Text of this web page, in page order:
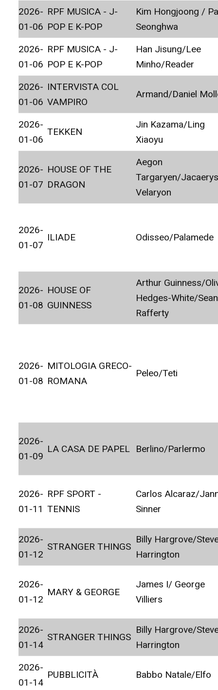
2026-
01-06
RPF MUSICA - J-
POP E K-POP
Kim Hongjoong /
Seonghwa
2026-
01-06
RPF MUSICA - J-
POP E K-POP
Han Jisung/Lee
Minho/Reader
2026-
01-06
INTERVISTA COL
VAMPIRO
Armand/Daniel
2026-
01-06
TEKKEN
Jin Kazama/Ling
Xiaoyu
2026-
01-07
HOUSE OF THE
DRAGON
Aegon
Targaryen/
Velaryon
2026-
01-07
ILIADE Odisseo/Palamede
2026-
01-08
HOUSE OF
GUINNESS
Arthur Guinness/
Hedges-White/Sean
Rafferty
2026-
01-08
MITOLOGIA GRECO-
ROMANA
Peleo/Teti
2026-
01-09
LA CASA DE PAPEL Berlino/Parlermo
2026-
01-11
RPF SPORT -
TENNIS
Carlos Alcaraz/
Sinner
2026-
01-12
STRANGER THINGS
Billy Hargrove/
Harrington
2026-
01-12
MARY & GEORGE
James I/ George
Villiers
2026-
01-14
STRANGER THINGS
Billy Hargrove/
Harrington
2026-
01-14
PUBBLICITÀ Babbo Natale/Elfo